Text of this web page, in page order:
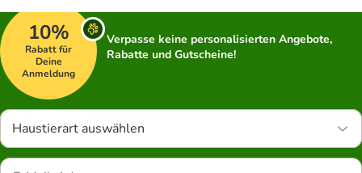
10%
Rabatt für
Deine
Anmeldung
Verpasse keine personalisierten Angebote,
Rabatte und Gutscheine!
Haustierart auswählen